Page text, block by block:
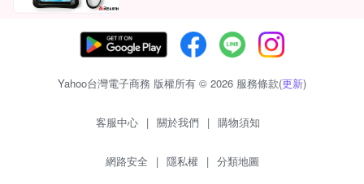
Yahoo台灣電子商務 版權所有 © 2026 服務條款(更新)
客服中心 | 關於我們 | 購物須知
網路安全 | 隱私權 | 分類地圖